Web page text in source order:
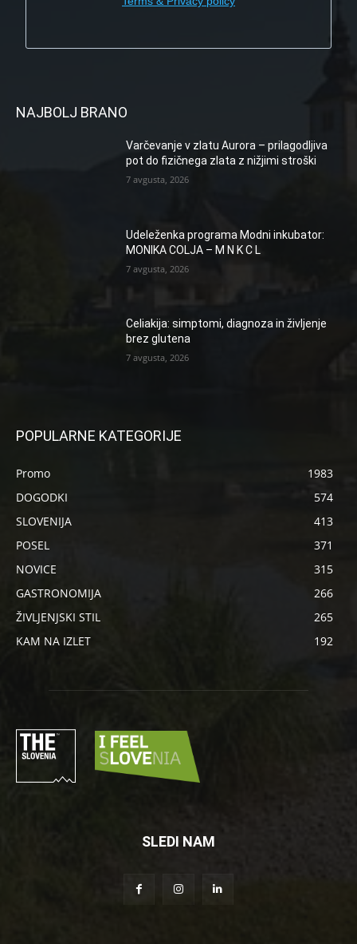
NAJBOLJ BRANO
Varčevanje v zlatu Aurora – prilagodljiva
pot do fizičnega zlata z nižjimi stroški
7 avgusta, 2026
Udeleženka programa Modni inkubator:
MONIKA COLJA – M N K C L
7 avgusta, 2026
Celiakija: simptomi, diagnoza in življenje
brez glutena
7 avgusta, 2026
POPULARNE KATEGORIJE
Promo
1983
DOGODKI
574
SLOVENIJA
413
POSEL
371
NOVICE
315
GASTRONOMIJA
266
ŽIVLJENJSKI STIL
265
KAM NA IZLET
192
SLEDI NAM